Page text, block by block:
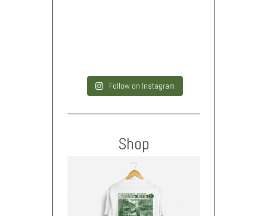
Follow on Instagram
Shop